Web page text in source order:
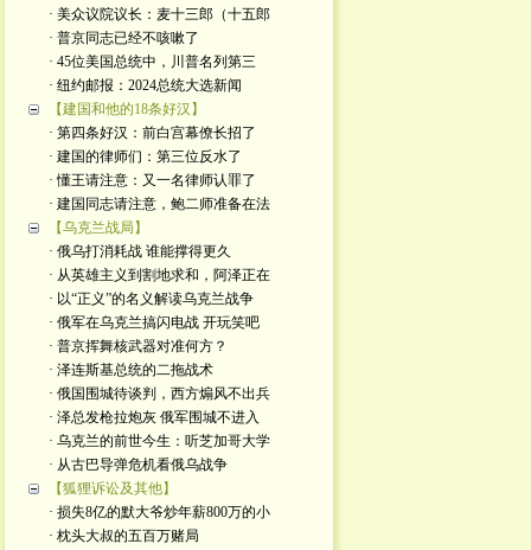
· 美众议院议长：麦十三郎（十五郎
· 普京同志已经不咳嗽了
· 45位美国总统中，川普名列第三
· 纽约邮报：2024总统大选新闻
【建国和他的18条好汉】
· 第四条好汉：前白宫幕僚长招了
· 建国的律师们：第三位反水了
· 懂王请注意：又一名律师认罪了
· 建国同志请注意，鲍二师准备在法
【乌克兰战局】
· 俄乌打消耗战 谁能撑得更久
· 从英雄主义到割地求和，阿泽正在
· 以“正义”的名义解读乌克兰战争
· 俄军在乌克兰搞闪电战 开玩笑吧
· 普京挥舞核武器对准何方？
· 泽连斯基总统的二拖战术
· 俄国围城待谈判，西方煽风不出兵
· 泽总发枪拉炮灰 俄军围城不进入
· 乌克兰的前世今生：听芝加哥大学
· 从古巴导弹危机看俄乌战争
【狐狸诉讼及其他】
· 损失8亿的默大爷炒年薪800万的小
· 枕头大叔的五百万赌局